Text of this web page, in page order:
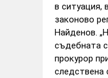
в ситуация,
законово
Найденов.
съдебната
прокурор
следствена